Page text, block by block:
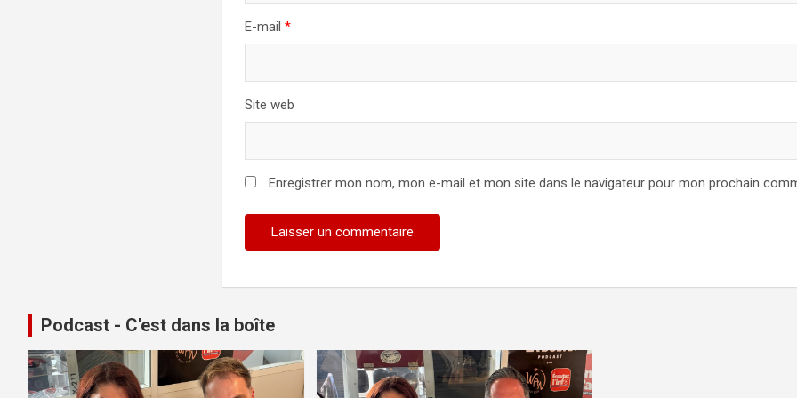
E-mail*
Site web
Enregistrer mon nom, mon e-mail et mon site dans le navigateur pour mon prochain
Podcast - C'est dans la boîte